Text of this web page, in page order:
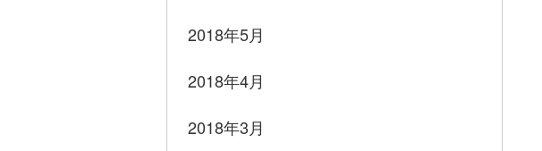
2018年5月
2018年4月
2018年3月